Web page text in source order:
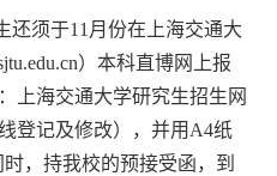
还须于11月份在上海交通大
）本科直博网上报
上海交通大学研究生招生网
登记及修改），并用A4纸
时，持我校的预接受函，到